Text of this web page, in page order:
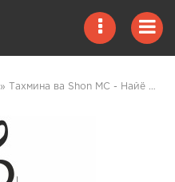
» Тахмина ва Shon MC - Найё mp3 скачать